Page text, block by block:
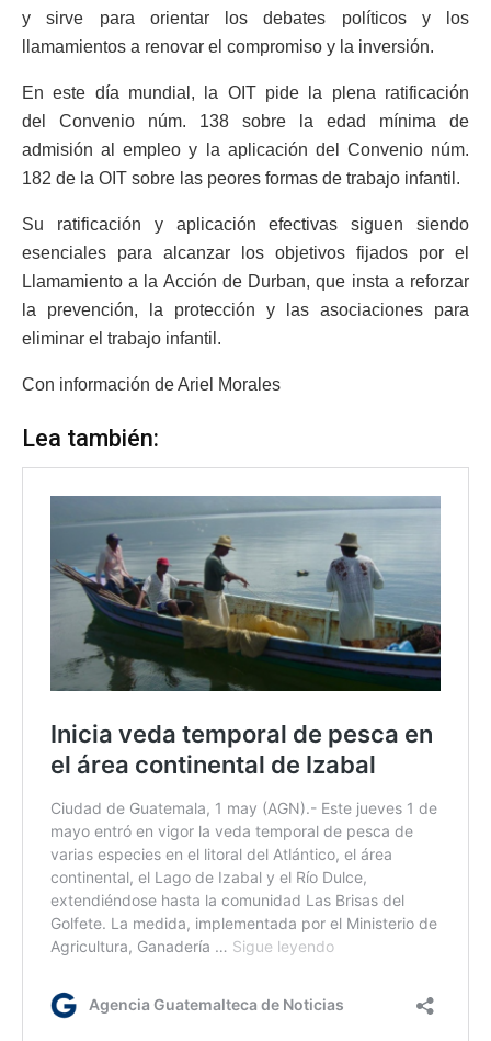
y sirve para orientar los debates políticos y los
llamamientos a renovar el compromiso y la inversión.
En este día mundial, la OIT pide la plena ratificación
del Convenio núm. 138 sobre la edad mínima de
admisión al empleo y la aplicación del Convenio núm.
182 de la OIT sobre las peores formas de trabajo infantil.
Su ratificación y aplicación efectivas siguen siendo
esenciales para alcanzar los objetivos fijados por el
Llamamiento a la Acción de Durban, que insta a reforzar
la prevención, la protección y las asociaciones para
eliminar el trabajo infantil.
Con información de Ariel Morales
Lea también: